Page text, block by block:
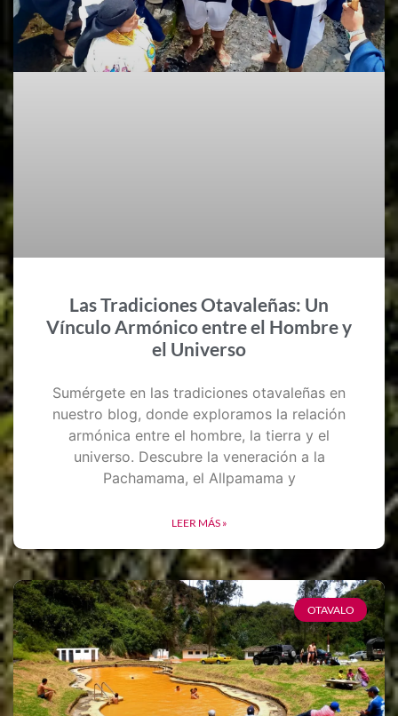
Las Tradiciones Otavaleñas: Un
Vínculo Armónico entre el Hombre y
el Universo
Sumérgete en las tradiciones otavaleñas en
nuestro blog, donde exploramos la relación
armónica entre el hombre, la tierra y el
universo. Descubre la veneración a la
Pachamama, el Allpamama y
LEER MÁS »
OTAVALO